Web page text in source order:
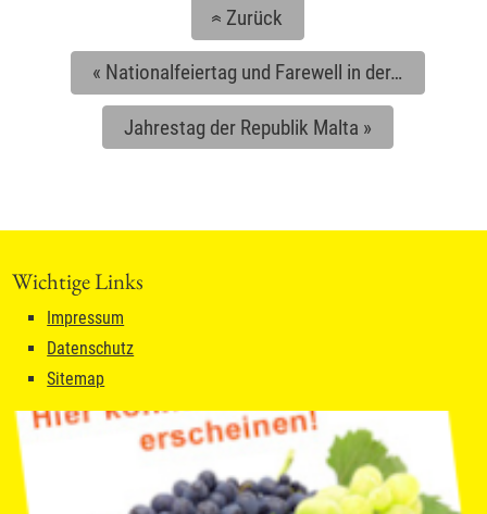
«Zurück
« Nationalfeiertag und Farewell in der…
Jahrestag der Republik Malta »
Wichtige Links
Impressum
Datenschutz
Sitemap